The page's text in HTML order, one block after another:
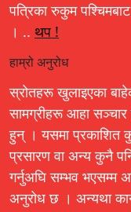
पत्रिका रुकुम
। .. थप !
हाम्रो अनुरोध
स्रोतहरू खुलाइएका
सामग्रीहरू आहा सञ्चार
हुन् । यसमा प्रकाशित
प्रसारण वा अन्य कुनै
गर्नुअघि सम्भव भएसम्म
अनुरोध छ । अन्यथा